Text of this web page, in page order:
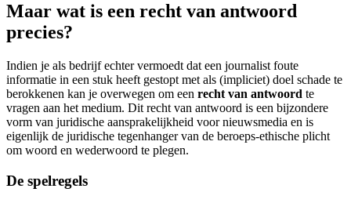
Maar wat is een recht van antwoord
precies?
Indien je als bedrijf echter vermoedt dat een journalist foute
informatie in een stuk heeft gestopt met als (impliciet) doel schade te
berokkenen kan je overwegen om een recht van antwoord te
vragen aan het medium. Dit recht van antwoord is een bijzondere
vorm van juridische aansprakelijkheid voor nieuwsmedia en is
eigenlijk de juridische tegenhanger van de beroeps-ethische plicht
om woord en wederwoord te plegen.
De spelregels